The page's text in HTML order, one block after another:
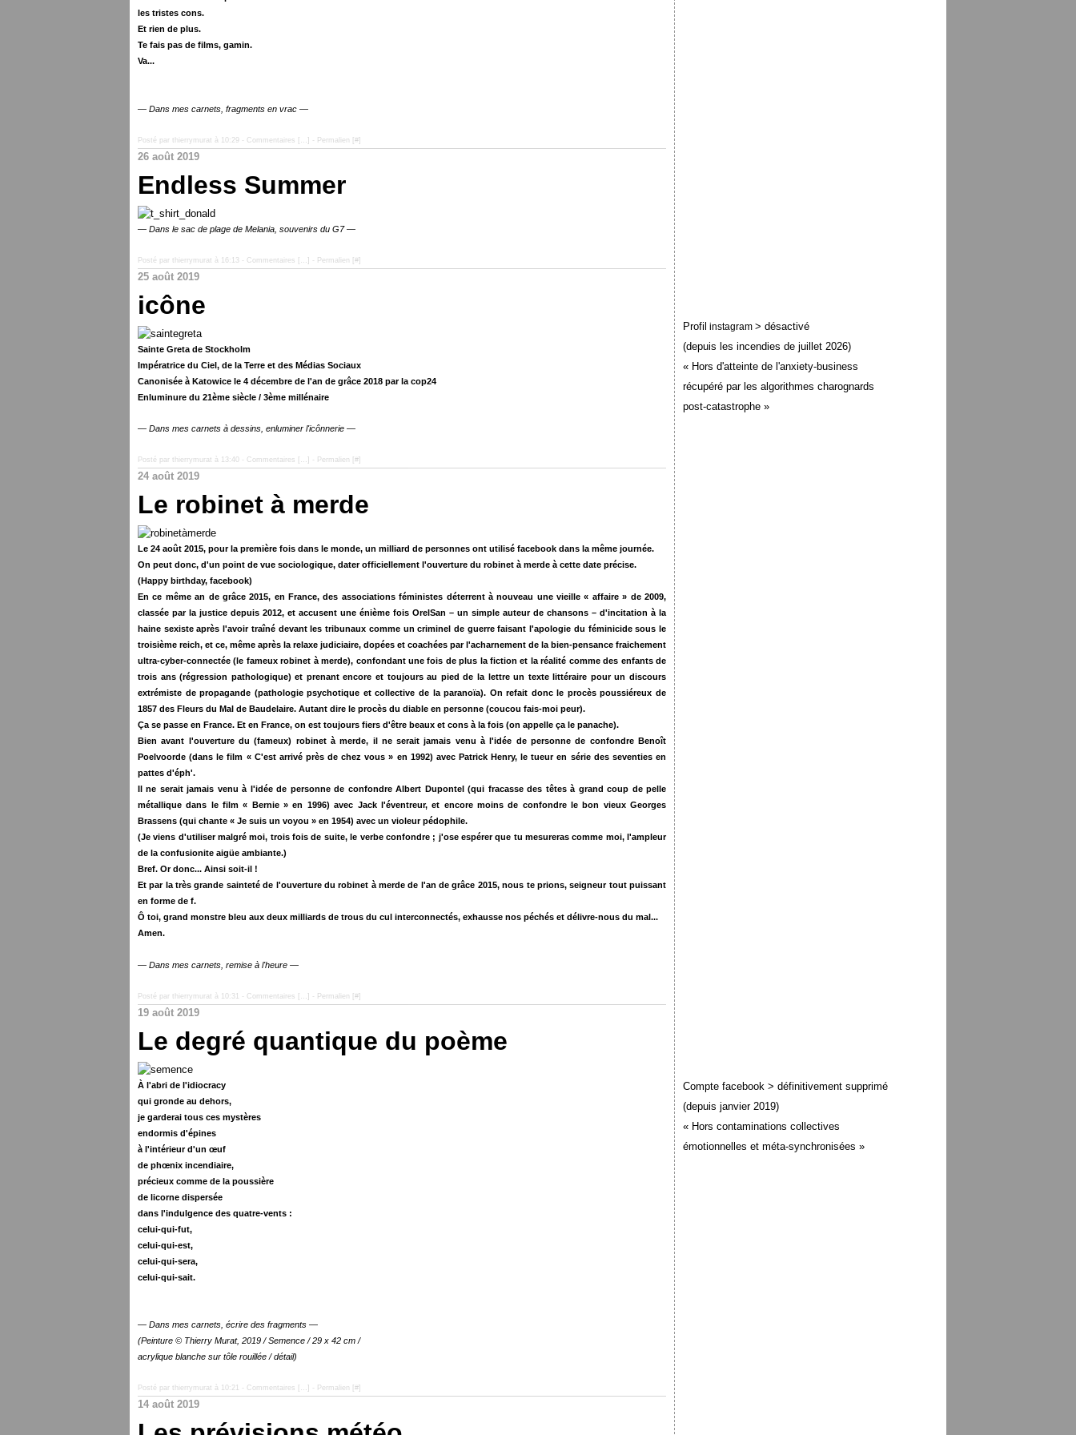
les tristes cons.
Et rien de plus.
Te fais pas de films, gamin.
Va...
— Dans mes carnets, fragments en vrac —
Posté par thierrymurat à 10:29 - Commentaires [ … - Permalien [ #
26 août 2019
Endless Summer
— Dans le sac de plage de Melania, souvenirs du G7 —
Posté par thierrymurat à 16:13 - Commentaires [ … - Permalien [ #
25 août 2019
icône
Sainte Greta de Stockholm
Impératrice du Ciel, de la Terre et des Médias Sociaux
Canonisée à Katowice le 4 décembre de l'an de grâce 2018 par la cop24
Enluminure du 21ème siècle / 3ème millénaire
— Dans mes carnets à dessins, enluminer l'icônnerie —
Posté par thierrymurat à 13:40 - Commentaires [ … - Permalien [ #
24 août 2019
Le robinet à merde
Le 24 août 2015, pour la première fois dans le monde, un milliard de personnes ont utilisé facebook dans la même journée.
On peut donc, d'un point de vue sociologique, dater officiellement l'ouverture du robinet à merde à cette date précise.
(Happy birthday, facebook)
En ce même an de grâce 2015, en France, des associations féministes déterrent à nouveau une vieille « affaire » de 2009,
classée par la justice depuis 2012, et accusent une énième fois OrelSan – un simple auteur de chansons – d'incitation à la
haine sexiste après l'avoir traîné devant les tribunaux comme un criminel de guerre faisant l'apologie du féminicide sous le
troisième reich, et ce, même après la relaxe judiciaire, dopées et coachées par l'acharnement de la bien-pensance fraichement
ultra-cyber-connectée (le fameux robinet à merde), confondant une fois de plus la fiction et la réalité comme des enfants de
trois ans (régression pathologique) et prenant encore et toujours au pied de la lettre un texte littéraire pour un discours
extrémiste de propagande (pathologie psychotique et collective de la paranoïa). On refait donc le procès poussiéreux de
1857 des Fleurs du Mal de Baudelaire. Autant dire le procès du diable en personne (coucou fais-moi peur).
Ça se passe en France. Et en France, on est toujours fiers d'être beaux et cons à la fois (on appelle ça le panache).
Bien avant l'ouverture du (fameux) robinet à merde, il ne serait jamais venu à l'idée de personne de confondre Benoît
Poelvoorde (dans le film « C'est arrivé près de chez vous » en 1992) avec Patrick Henry, le tueur en série des seventies en
pattes d'éph'.
Il ne serait jamais venu à l'idée de personne de confondre Albert Dupontel (qui fracasse des têtes à grand coup de pelle
métallique dans le film « Bernie » en 1996) avec Jack l'éventreur, et encore moins de confondre le bon vieux Georges
Brassens (qui chante « Je suis un voyou » en 1954) avec un violeur pédophile.
(Je viens d'utiliser malgré moi, trois fois de suite, le verbe confondre ; j'ose espérer que tu mesureras comme moi, l'ampleur
de la confusionite aigüe ambiante.)
Bref. Or donc... Ainsi soit-il !
Et par la très grande sainteté de l'ouverture du robinet à merde de l'an de grâce 2015, nous te prions, seigneur tout puissant
en forme de f.
Ô toi, grand monstre bleu aux deux milliards de trous du cul interconnectés, exhausse nos péchés et délivre-nous du mal...
Amen.
— Dans mes carnets, remise à l'heure —
Posté par thierrymurat à 10:31 - Commentaires [ … - Permalien [ #
19 août 2019
Le degré quantique du poème
À l'abri de l'idiocracy
qui gronde au dehors,
je garderai tous ces mystères
endormis d'épines
à l'intérieur d'un œuf
de phœnix incendiaire,
précieux comme de la poussière
de licorne dispersée
dans l'indulgence des quatre-vents :
celui-qui-fut,
celui-qui-est,
celui-qui-sera,
celui-qui-sait.
— Dans mes carnets, écrire des fragments —
(Peinture © Thierry Murat, 2019 / Semence / 29 x 42 cm /
acrylique blanche sur tôle rouillée / détail)
Posté par thierrymurat à 10:21 - Commentaires [ … - Permalien [ #
14 août 2019
Profil instagram > désactivé
(depuis les incendies de juillet 2026)
« Hors d'atteinte de l'anxiety-business
récupéré par les algorithmes charognards
post-catastrophe »
Compte facebook > définitivement supprimé
(depuis janvier 2019)
« Hors contaminations collectives
émotionnelles et méta-synchronisées »